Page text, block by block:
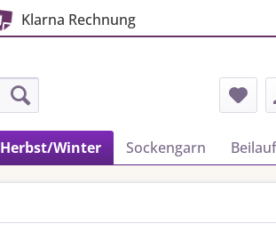
Klarna Rechnung
Herbst/Winter Sockengarn